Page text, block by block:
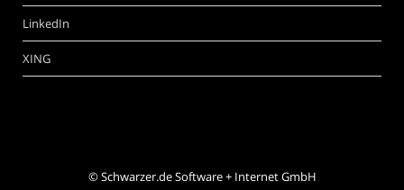
LinkedIn
XING
©Schwarzer.de Software + Internet GmbH